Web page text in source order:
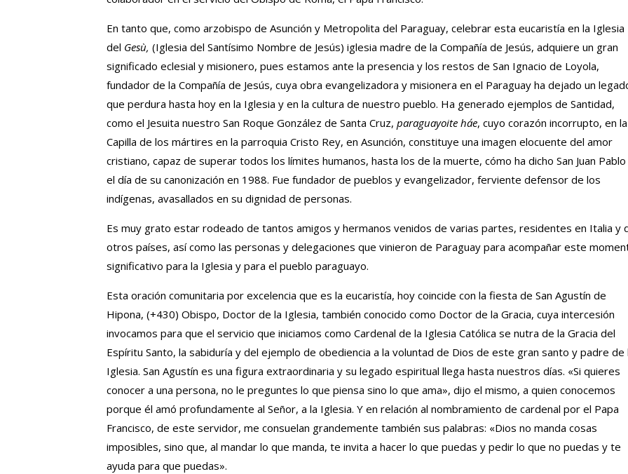
En tanto que, como arzobispo de Asunción y Metropolita del Paraguay, celebrar esta eucaristía en la Iglesia
del Gesù, (Iglesia del Santísimo Nombre de Jesús) iglesia madre de la Compañía de Jesús, adquiere un gran
significado eclesial y misionero, pues estamos ante la presencia y los restos de San Ignacio de Loyola,
fundador de la Compañía de Jesús, cuya obra evangelizadora y misionera en el Paraguay ha dejado un
que perdura hasta hoy en la Iglesia y en la cultura de nuestro pueblo. Ha generado ejemplos de Santidad,
como el Jesuita nuestro San Roque González de Santa Cruz, paraguayoite ha´e, cuyo corazón incorrupto, en la
Capilla de los mártires en la parroquia Cristo Rey, en Asunción, constituye una imagen elocuente del amor
cristiano, capaz de superar todos los límites humanos, hasta los de la muerte, cómo ha dicho San Juan
el día de su canonización en 1988. Fue fundador de pueblos y evangelizador, ferviente defensor de los
indígenas, avasallados en su dignidad de personas.
Es muy grato estar rodeado de tantos amigos y hermanos venidos de varias partes, residentes en Italia y
otros países, así como las personas y delegaciones que vinieron de Paraguay para acompañar este
significativo para la Iglesia y para el pueblo paraguayo.
Esta oración comunitaria por excelencia que es la eucaristía, hoy coincide con la fiesta de San Agustín de
Hipona, (+430) Obispo, Doctor de la Iglesia, también conocido como Doctor de la Gracia, cuya intercesión
invocamos para que el servicio que iniciamos como Cardenal de la Iglesia Católica se nutra de la Gracia del
Espíritu Santo, la sabiduría y del ejemplo de obediencia a la voluntad de Dios de este gran santo y padre de
Iglesia. San Agustín es una figura extraordinaria y su legado espiritual llega hasta nuestros días. «Si quieres
conocer a una persona, no le preguntes lo que piensa sino lo que ama», dijo el mismo, a quien conocemos
porque él amó profundamente al Señor, a la Iglesia. Y en relación al nombramiento de cardenal por el Papa
Francisco, de este servidor, me consuelan grandemente también sus palabras: «Dios no manda cosas
imposibles, sino que, al mandar lo que manda, te invita a hacer lo que puedas y pedir lo que no puedas y te
ayuda para que puedas».